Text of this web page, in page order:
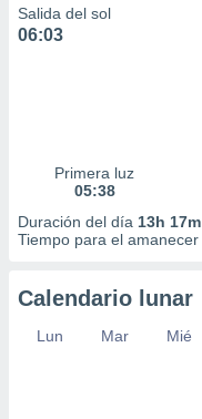
Salida del sol
06:03
Primera luz
05:38
Duración del día 13h 17m
Tiempo para el amanecer
Calendario lunar
Lun Mar Mié